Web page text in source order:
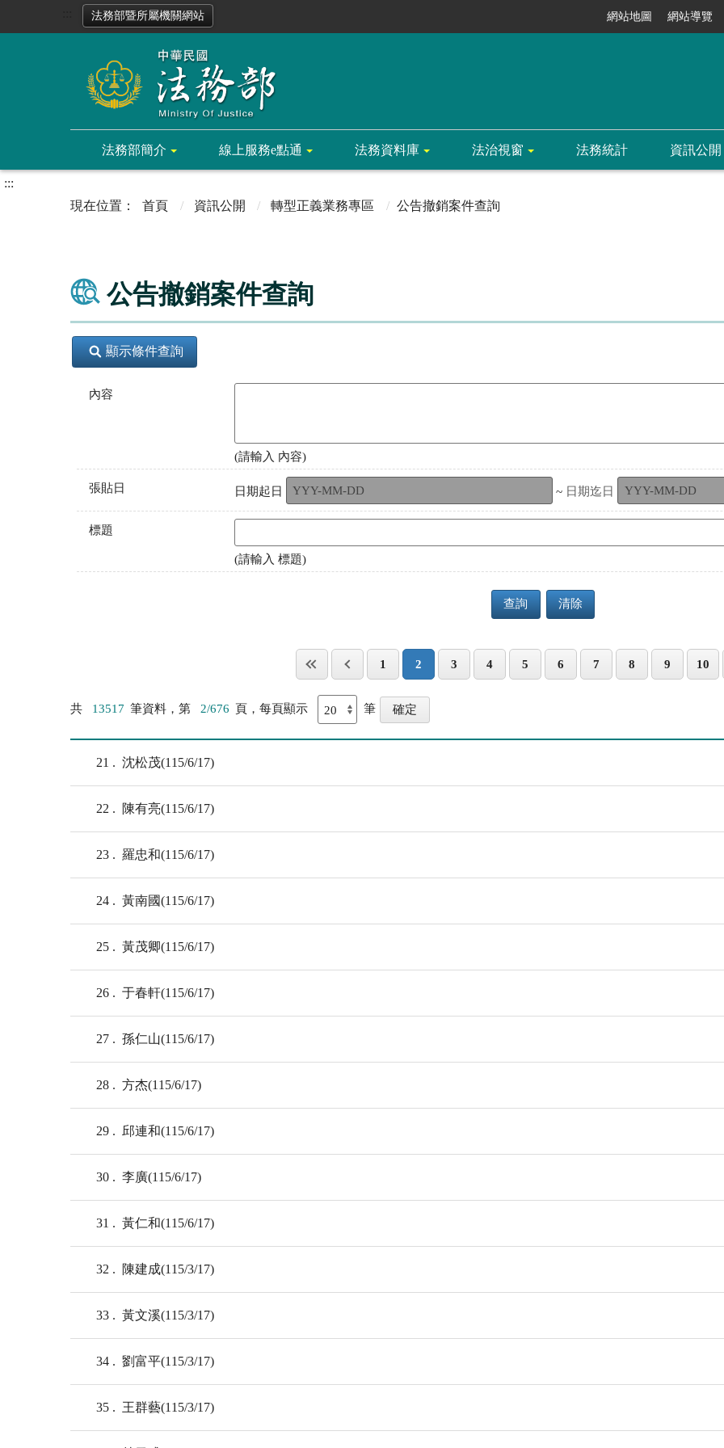
法務部暨所屬機關網站 網站地圖 網站導覽
法務部簡介 線上服務e點通 法務資料庫 法治視窗 法務統計 資訊公開
:::
首頁
資訊公開 轉型正義業務專區 公告撤銷案件查詢
公告撤銷案件查詢
顯示條件查詢
內容
(請輸入 內容)
張貼日 日期起日 ~ 日期迄日
標題
(請輸入 標題)
查詢 清除
1 2 3 4 5 6 7 8 9 10
共 13517 筆資料，第 2/676 頁，每頁顯示 筆
21 沈松茂(115/6/17)
22 陳有亮(115/6/17)
23 羅忠和(115/6/17)
24 黃南國(115/6/17)
25 黃茂卿(115/6/17)
26 于春軒(115/6/17)
27 孫仁山(115/6/17)
28 方杰(115/6/17)
29 邱連和(115/6/17)
30 李廣(115/6/17)
31 黃仁和(115/6/17)
32 陳建成(115/3/17)
33 黃文溪(115/3/17)
34 劉富平(115/3/17)
35 王群藝(115/3/17)